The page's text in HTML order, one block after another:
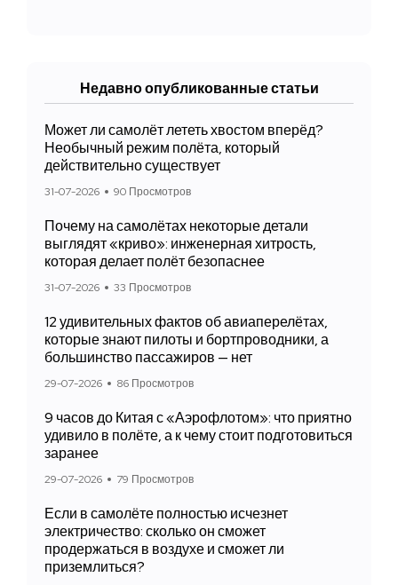
Недавно опубликованные статьи
Может ли самолёт лететь хвостом вперёд?
Необычный режим полёта, который
действительно существует
31-07-2026 90 Просмотров
Почему на самолётах некоторые детали
выглядят «криво»: инженерная хитрость,
которая делает полёт безопаснее
31-07-2026 33 Просмотров
12 удивительных фактов об авиаперелётах,
которые знают пилоты и бортпроводники, а
большинство пассажиров — нет
29-07-2026 86 Просмотров
9 часов до Китая с «Аэрофлотом»: что приятно
удивило в полёте, а к чему стоит подготовиться
заранее
29-07-2026 79 Просмотров
Если в самолёте полностью исчезнет
электричество: сколько он сможет
продержаться в воздухе и сможет ли
приземлиться?